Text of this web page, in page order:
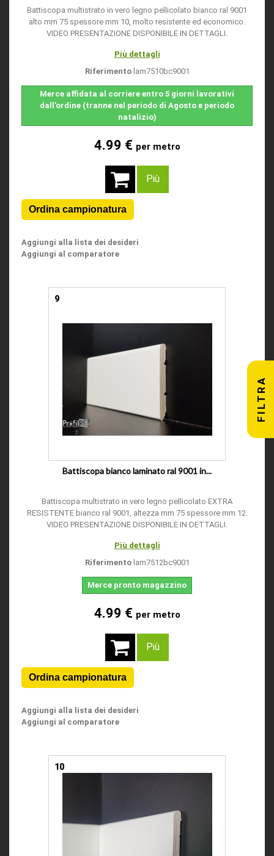
FILTRA
Battiscopa multistrato in vero legno pellicolato bianco ral 9001
alto mm 75 spessore mm 10, molto resistente ed economico.
VIDEO PRESENTAZIONE DISPONIBILE IN DETTAGLI.
Più dettagli
Riferimento lam7510bc9001
Merce affidata al corriere entro 5 giorni lavorativi
dall'ordine (tranne nel periodo di Agosto e periodo
natalizio)
4.99 € per metro
Più
Aggiungi alla lista dei desideri
Aggiungi al comparatore
9
Battiscopa bianco laminato ral 9001 in...
Battiscopa multistrato in vero legno pellicolato EXTRA
RESISTENTE bianco ral 9001, altezza mm 75 spessore mm 12.
VIDEO PRESENTAZIONE DISPONIBILE IN DETTAGLI.
Più dettagli
Riferimento lam7512bc9001
Merce pronto magazzino
4.99 € per metro
Più
Aggiungi alla lista dei desideri
Aggiungi al comparatore
10